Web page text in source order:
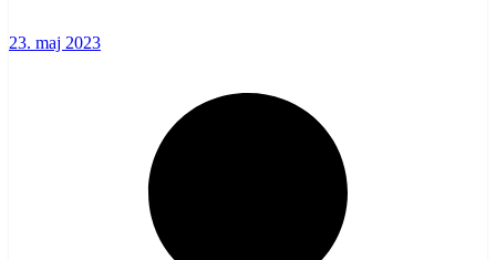
23. maj 2023